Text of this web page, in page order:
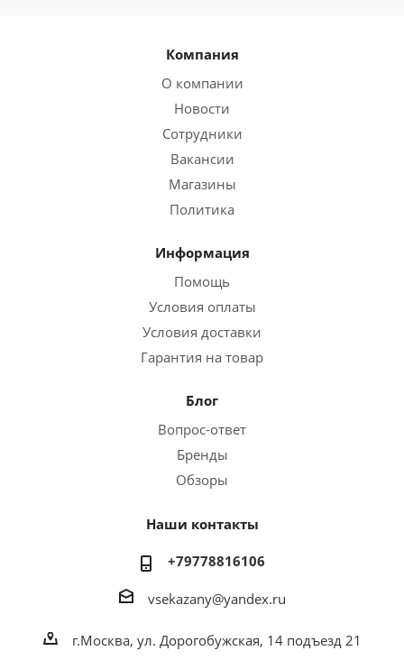
Компания
О компании
Новости
Сотрудники
Вакансии
Магазины
Политика
Информация
Помощь
Условия оплаты
Условия доставки
Гарантия на товар
Блог
Вопрос-ответ
Бренды
Обзоры
Наши контакты
+79778816106
vsekazany@yandex.ru
г.Москва, ул. Дорогобужская, 14 подъезд 21